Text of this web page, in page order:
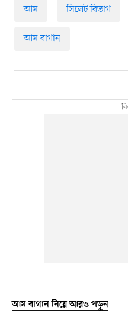
আম সিলেট বিভাগ
আম বাগান
আম বাগান নিয়ে আরও পড়ুন